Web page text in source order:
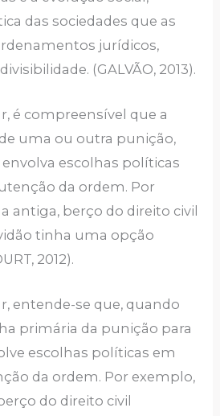
das sociedades que as
jurídicos,
(GALVÃO, 2013).
é compreensível que a
uma ou outra punição,
escolhas políticas
da ordem. Por
antiga, berço do direito civil
tinha uma opção
2012).
entende-se que, quando
primária da punição para
escolhas políticas em
da ordem. Por exemplo,
do direito civil